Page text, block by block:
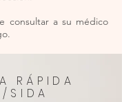
consultar a su médico
RÁPIDA
SIDA